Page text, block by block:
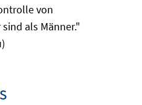
von
als Männer."